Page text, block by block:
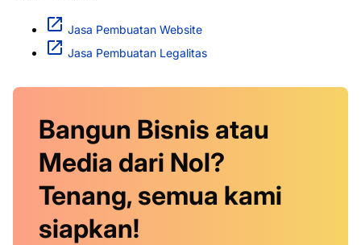
Jasa Pembuatan Website
Jasa Pembuatan Legalitas
Bangun Bisnis atau
Media dari Nol?
Tenang, semua kami
siapkan!